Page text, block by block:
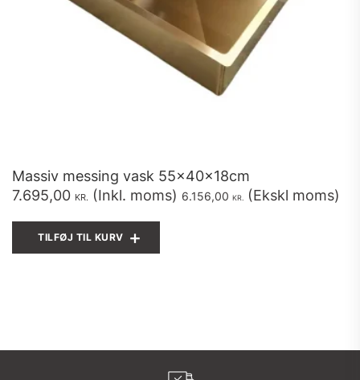
Massiv messing vask 55x40x18cm
7.695,00 KR. (Inkl. moms) 6.156,00 KR. (Ekskl moms)
TILFØJ TIL KURV